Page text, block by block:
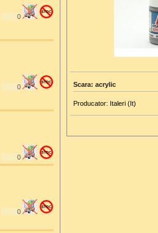
Scara: acrylic
Producator: Italeri (It)